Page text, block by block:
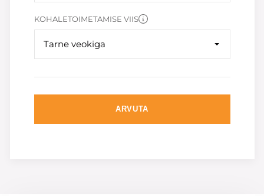
KOHALETOIMETAMISE VIIS
Tarne veokiga
ARVUTA